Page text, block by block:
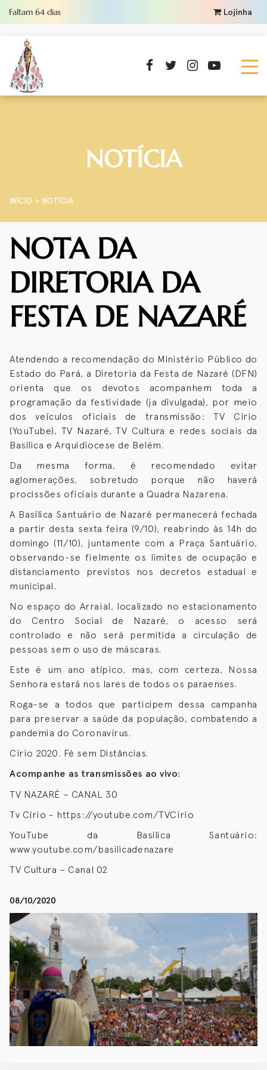
Faltam 64 dias Lojinha
NOTÍCIA
INÍCIO NOTÍCIA
NOTA DA
DIRETORIA DA
FESTA DE NAZARÉ
Atendendo a recomendação do Ministério Público do
Estado do Pará, a Diretoria da Festa de Nazaré (DFN)
orienta que os devotos acompanhem toda a
programação da festividade (ja divulgada), por meio
dos veículos oficiais de transmissão: TV Círio
(YouTube), TV Nazaré, TV Cultura e redes sociais da
Basílica e Arquidiocese de Belém.
Da mesma forma, é recomendado evitar
aglomerações, sobretudo porque não haverá
procissões oficiais durante a Quadra Nazarena.
A Basílica Santuário de Nazaré permanecerá fechada
a partir desta sexta feira (9/10), reabrindo às 14h do
domingo (11/10), juntamente com a Praça Santuário,
observando-se fielmente os limites de ocupação e
distanciamento previstos nos decretos estadual e
municipal.
No espaço do Arraial, localizado no estacionamento
do Centro Social de Nazaré, o acesso será
controlado e não será permitida a circulação de
pessoas sem o uso de máscaras.
Este é um ano atípico, mas, com certeza, Nossa
Senhora estará nos lares de todos os paraenses.
Roga-se a todos que participem dessa campanha
para preservar a saúde da população, combatendo a
pandemia do Coronavírus.
Círio 2020. Fé sem Distâncias.
Acompanhe as transmissões ao vivo:
TV NAZARÉ – CANAL 30
Tv Círio - https://youtube.com/TVCirio
YouTube da Basílica Santuário:
www.youtube.com/basilicadenazare
TV Cultura – Canal 02
08/10/2020